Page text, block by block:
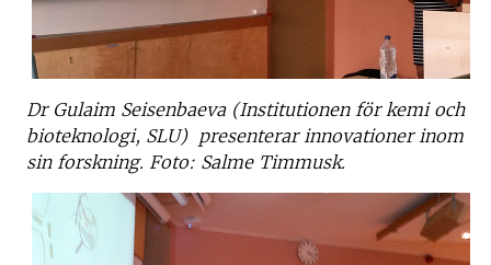
Dr Gulaim Seisenbaeva (Institutionen för kemi och
bioteknologi, SLU) presenterar innovationer inom
sin forskning. Foto: Salme Timmusk.